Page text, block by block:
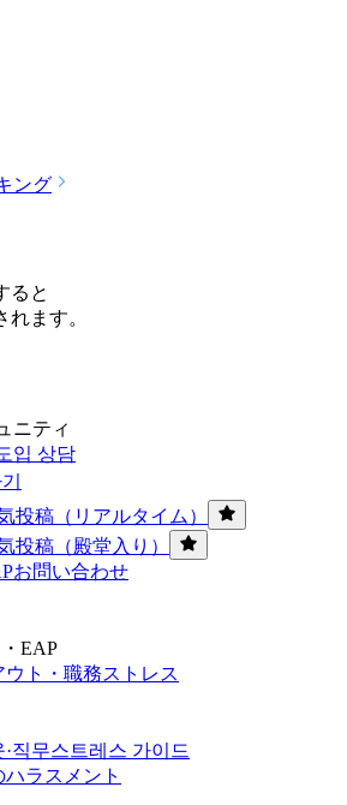
ング
ると
ます。
ニティ
입 상담
投稿（リアルタイム）
投稿（殿堂入り）
お問い合わせ
EAP
ウト・職務ストレス
직무스트레스 가이드
ラスメント